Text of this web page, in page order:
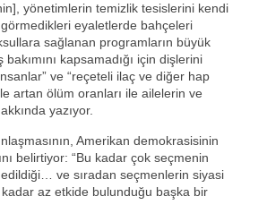
yönetimlerin temizlik tesislerini kendi
eyaletlerde bahçeleri
sağlanan programların büyük
kapsamadığı için dişlerini
ve “reçeteli ilaç ve diğer hap
artan ölüm oranları ile ailelerin ve
yazıyor.
Amerikan demokrasisinin
belirtiyor: “Bu kadar çok seçmenin
ve sıradan seçmenlerin siyasi
az etkide bulunduğu başka bir